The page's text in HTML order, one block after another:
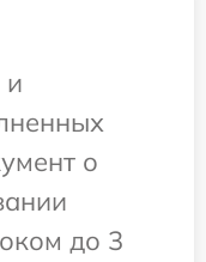
и
о
до 3